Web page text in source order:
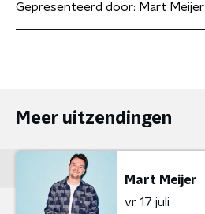
Gepresenteerd door: Mart Meijer
Meer uitzendingen
Mart Meijer
vr 17 juli